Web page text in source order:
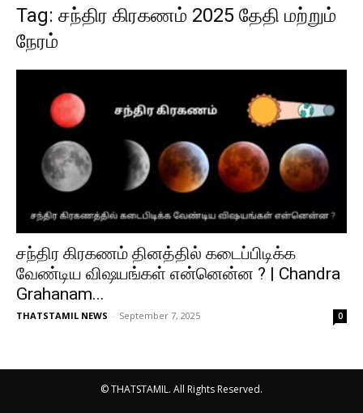
Tag: சந்திர கிரகணம் 2025 தேதி மற்றும்
நேரம்
சந்திர கிரகணம் தினத்தில் கடைப்பிடிக்க
வேண்டிய விஷயங்கள் என்னென்ன ? | Chandra
Grahanam...
THATSTAMIL NEWS - September 7, 2025 0
© THATSTAMIL. All Rights Reserved.